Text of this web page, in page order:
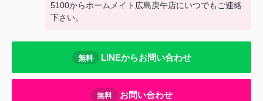
5100からホームメイト広島庚午店にいつでもご連絡
下さい。
無料 LINEからお問い合わせ
無料 お問い合わせ